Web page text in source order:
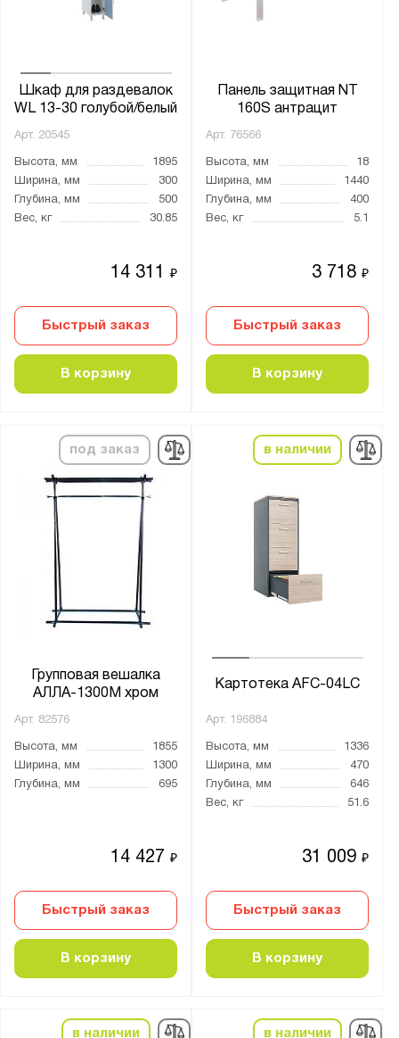
Шкаф для раздевалок
WL 13-30 голубой/белый
Арт. 20545
Высота, мм
1895
Ширина, мм
300
Глубина, мм
500
Вес, кг
30.85
14 311₽
Быстрый заказ
В корзину
Панель защитная NT
160S антрацит
Арт. 76566
Высота, мм
18
Ширина, мм
1440
Глубина, мм
400
Вес, кг
5.1
3 718₽
Быстрый заказ
В корзину
под заказ
Групповая вешалка
АЛЛА-1300М хром
Арт. 82576
Высота, мм
1855
Ширина, мм
1300
Глубина, мм
695
14 427₽
Быстрый заказ
В корзину
в наличии
Картотека AFC-04LC
Арт. 196884
Высота, мм
1336
Ширина, мм
470
Глубина, мм
646
Вес, кг
51.6
31 009₽
Быстрый заказ
В корзину
в наличии в наличии
NPW
NTO
NW
КД
Показать